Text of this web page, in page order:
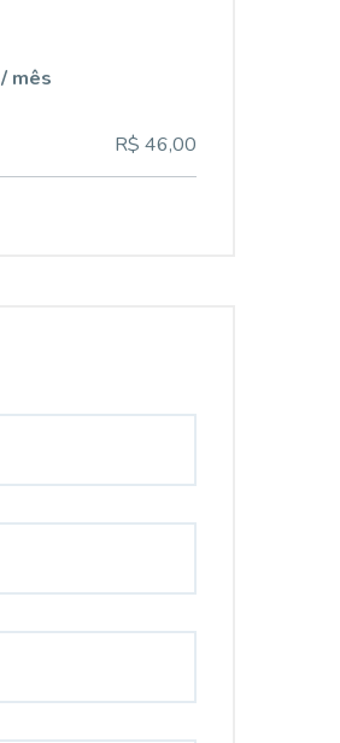
/ mês
R$ 46,00